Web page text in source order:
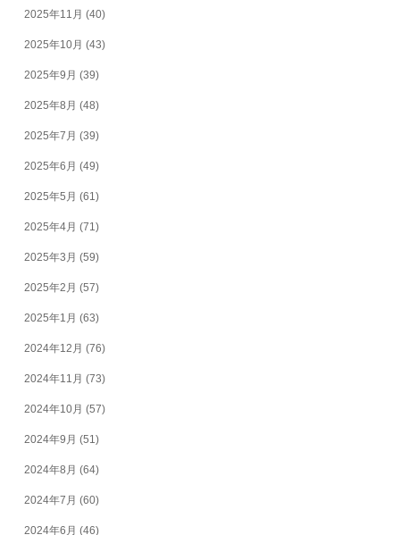
2025年11月 (40)
2025年10月 (43)
2025年9月 (39)
2025年8月 (48)
2025年7月 (39)
2025年6月 (49)
2025年5月 (61)
2025年4月 (71)
2025年3月 (59)
2025年2月 (57)
2025年1月 (63)
2024年12月 (76)
2024年11月 (73)
2024年10月 (57)
2024年9月 (51)
2024年8月 (64)
2024年7月 (60)
2024年6月 (46)